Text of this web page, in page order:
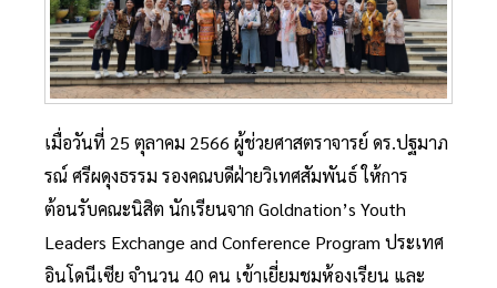
เมื่อวันที่ 25 ตุลาคม 2566 ผู้ช่วยศาสตราจารย์ ดร.ปฐมาภ
รณ์ ศรีผดุงธรรม รองคณบดีฝ่ายวิเทศสัมพันธ์ ให้การ
ต้อนรับคณะนิสิต นักเรียนจาก Goldnation’s Youth
Leaders Exchange and Conference Program ประเทศ
อินโดนีเซีย จำนวน 40 คน เข้าเยี่ยมชมห้องเรียน และ